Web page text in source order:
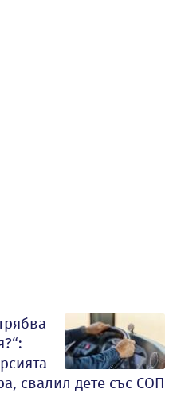
свалил дете със СОП